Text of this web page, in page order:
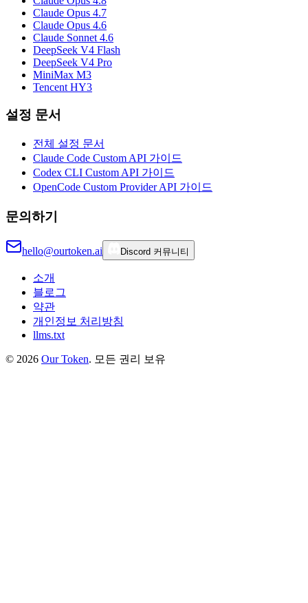
Claude Opus 4.7
Claude Opus 4.6
Claude Sonnet 4.6
DeepSeek V4 Flash
DeepSeek V4 Pro
MiniMax M3
Tencent HY3
설정 문서
전체 설정 문서
Claude Code Custom API 가이드
Codex CLI Custom API 가이드
OpenCode Custom Provider API 가이드
문의하기
hello@ourtoken.ai Discord 커뮤니티
소개
블로그
약관
개인정보 처리방침
llms.txt
© 2026 Our Token. 모든 권리 보유